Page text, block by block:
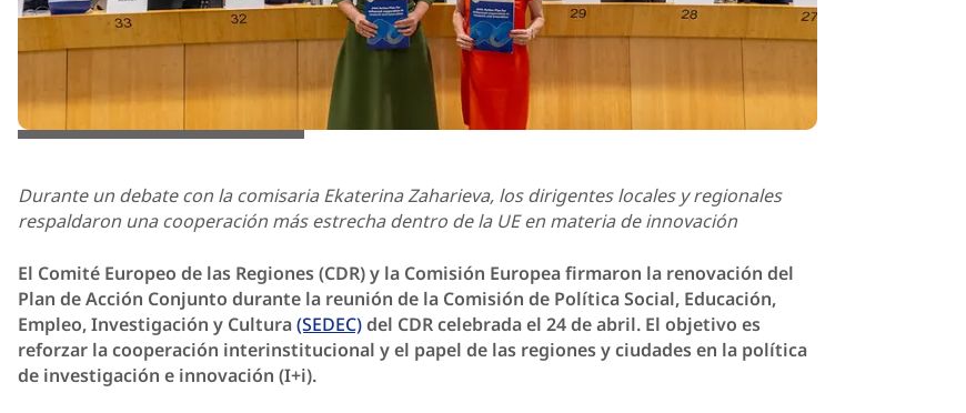
European Union / David Martín Díaz
Durante un debate con la comisaria Ekaterina Zaharieva, los dirigentes locales y regionales
respaldaron una cooperación más estrecha dentro de la UE en materia de innovación
El Comité Europeo de las Regiones (CDR) y la Comisión Europea firmaron la renovación del
Plan de Acción Conjunto durante la reunión de la Comisión de Política Social, Educación,
Empleo, Investigación y Cultura(SEDEC)del CDR celebrada el 24 de abril. El objetivo es
reforzar la cooperación interinstitucional y el papel de las regiones y ciudades en la política
de investigación e innovación (I+i).